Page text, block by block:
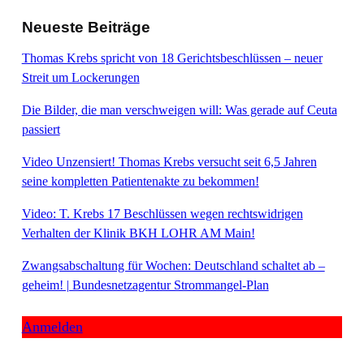
Neueste Beiträge
Thomas Krebs spricht von 18 Gerichtsbeschlüssen – neuer
Streit um Lockerungen
Die Bilder, die man verschweigen will: Was gerade auf Ceuta
passiert
Video Unzensiert! Thomas Krebs versucht seit 6,5 Jahren
seine kompletten Patientenakte zu bekommen!
Video: T. Krebs 17 Beschlüssen wegen rechtswidrigen
Verhalten der Klinik BKH LOHR AM Main!
Zwangsabschaltung für Wochen: Deutschland schaltet ab –
geheim! | Bundesnetzagentur Strommangel-Plan
Anmelden